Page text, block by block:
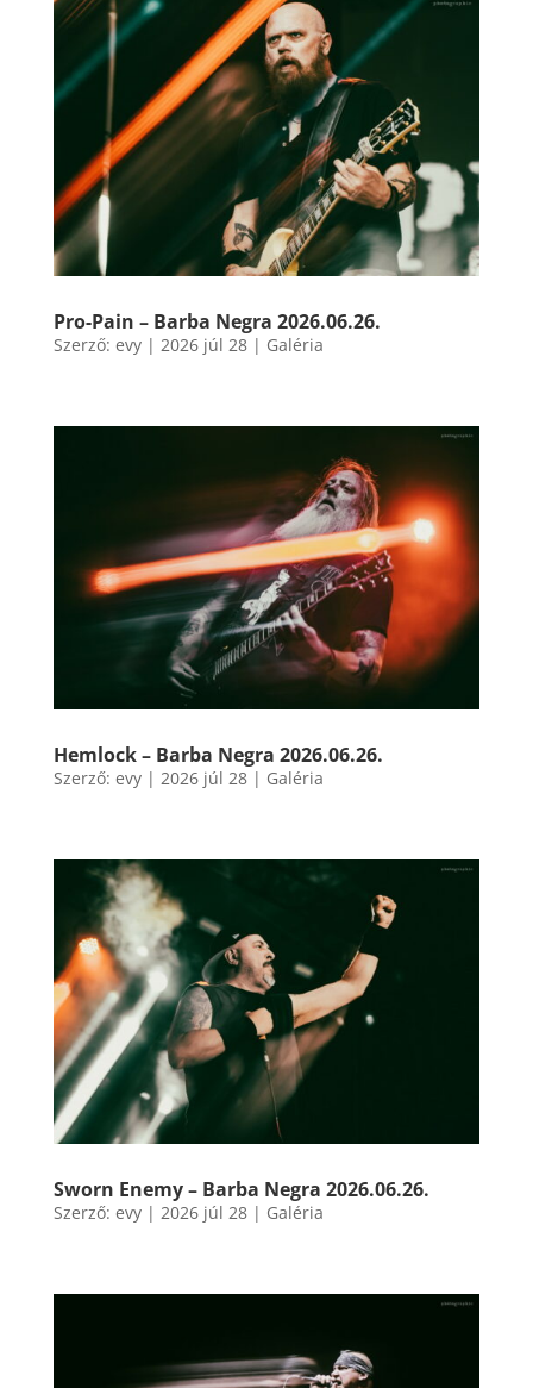
Pro-Pain – Barba Negra 2026.06.26.
Szerző: evy| 2026 júl 28| Galéria
Hemlock – Barba Negra 2026.06.26.
Szerző: evy| 2026 júl 28| Galéria
Sworn Enemy – Barba Negra 2026.06.26.
Szerző: evy| 2026 júl 28| Galéria